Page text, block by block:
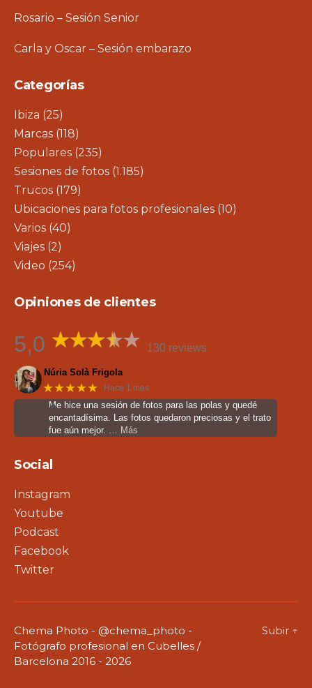
Rosario – Sesión Senior
Carla y Oscar – Sesión embarazo
Categorías
Ibiza (25)
Marcas (118)
Populares (235)
Sesiones de fotos (1.185)
Trucos (179)
Ubicaciones para fotos profesionales (10)
Varios (40)
Viajes (2)
Video (254)
Opiniones de clientes
5,0 130 reviews
Núria Solà Frigola
★★★★★ Hace 1 mes
Me hice una sesión de fotos para las polas y quedé
encantadísima. Las fotos quedaron preciosas y el trato
fue aún mejor.
… Más
Social
Instagram
Youtube
Podcast
Facebook
Twitter
Chema Photo - @chema_photo -
Fotógrafo profesional en Cubelles /
Barcelona 2016 - 2026
Subir ↑